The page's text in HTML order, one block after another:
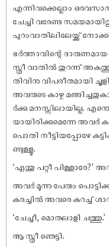
എന്നിവക്കെല്ലാം
ചേച്ചി വരേണ്ട
പുറംവാതിലിലേയ്ക്ക്
ഭർത്താവിന്റെ ദാരുണമായ
സ്ത്രീ വാതിൽ തുറന്ന്
തിവിനു വിപരീതമായി
അവരുടെ കാഴ്ച
ർക്കു മനസ്സിലായില്ല.
യായിരിക്കുമെന്നേ
പൊതി നീട്ടിയപ്പോഴേ
ണ്ടുള്ളൂ.
‘എന്തു പറ്റീ
അവർ മൂന്നു പേരും
കരച്ചിൽ അവരെ കുറച്ച്
‘ചേച്ചീ, മൊതലാളി ചത്തു.’
ആ സ്ത്രീ ഞെട്ടി.